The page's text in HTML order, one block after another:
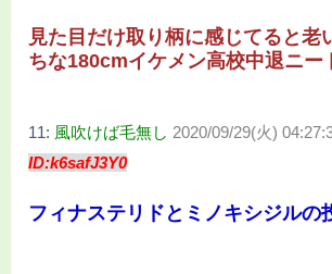
見た目だけ取り柄に感じてると老
ちな180cmイケメン高校中退ニー
11: 風吹けば毛無し 2020/09/29(火)
ID:k6safJ3Y0
フィナステリドとミノキシジルの